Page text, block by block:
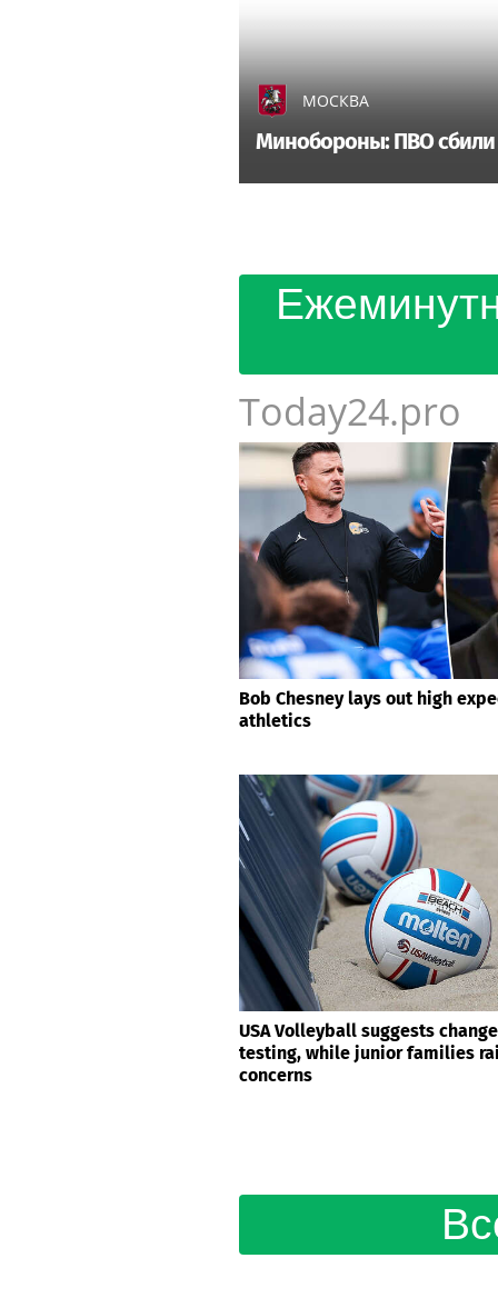
МОСКВА
Минобороны: ПВО сбили
Today24.pro
Bob Chesney lays out high
athletics
USA Volleyball suggests
testing, while junior families
concerns